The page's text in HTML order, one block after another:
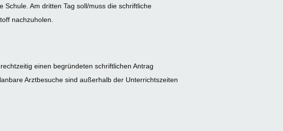
Am dritten Tag soll/muss die schriftliche
nachzuholen.
einen begründeten schriftlichen Antrag
Arztbesuche sind außerhalb der Unterrichtszeiten